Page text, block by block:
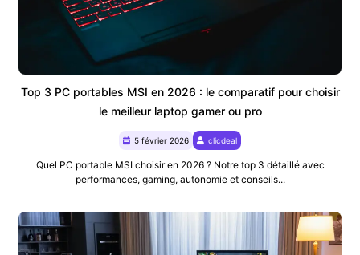
Top 3 PC portables MSI en 2026 : le comparatif pour choisir
le meilleur laptop gamer ou pro
5 février 2026 clicdeal
Quel PC portable MSI choisir en 2026 ? Notre top 3 détaillé avec
performances, gaming, autonomie et conseils...